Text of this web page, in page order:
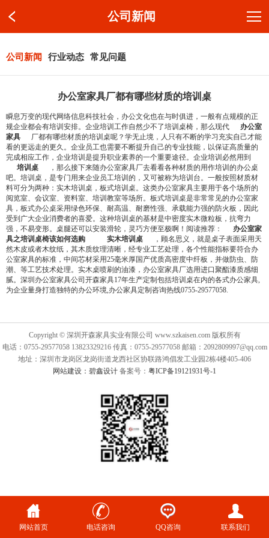
公司新闻
公司新闻 行业动态 常见问题
办公室家具厂都有哪些材质的培训桌
瞬息万变的现代网络信息科技社会，办公文化也在与时俱进，一般有点规模的正
规企业都会有培训安排。企业培训工作自然少不了培训桌椅，那么现代
办公室
家具
厂都有哪些材质的培训桌呢？学无止境，人只有不断的学习充实自己才能
看的更远走的更久。企业员工也需要不断提升自己的专业技能，以保证高质量的
完成相应工作，企业培训是提升职业素养的一个重要途径。企业培训必然用到
培训桌
，那么接下来随办公室家具厂去看看各种材质的用作培训的办公桌
吧。培训桌，是专门用来企业员工培训的，又可被称为培训台。一般按照材质材
料可分为两种：实木培训桌，板式培训桌。这类办公室家具主要用于各个场所的
阅览室、会议室、资料室、培训教室等场所。板式培训桌是非常常见的办公室家
具，板式办公桌采用绿色环保、耐高温、耐磨性强、承载能力强的防火板，因此
受到广大企业消费者的喜爱。这种培训桌的基材是中密度实木微粒板，抗弯力
强，不易变形。桌腿还可以安装滑轮，灵巧方便至极啊！阅读推荐：
办公室家
具之培训桌椅该如何选购
实木培训桌
，顾名思义，就是桌子表面采用天
然木皮或者木纹纸，其木质纹理清晰，经专业工艺处理，各个性能指标要符合办
公室家具的标准，中间芯材采用25毫米厚国产优质高密度中纤板，并做防虫、防
潮、等工艺技术处理。实木桌喷刷的油漆，办公室家具厂选用进口聚酯漆质感细
腻。深圳办公室家具公司开森家具17年生产定制包括培训桌在内的各式办公家具,
为企业量身打造独特的办公环境,办公家具定制咨询热线0755-29577058.
Copyright © 深圳开森家具实业有限公司 www.szkaisen.com 版权所有
电话：0755-29577058 13823329216 传真：0755-29577058 邮箱：2092809997@qq.com
地址：深圳市龙岗区龙岗街道龙西社区协联路鸿倡发工业园2栋4楼405-406
网站建设：碧鑫设计 备案号： 粤ICP备19121931号-1
网站首页 电话咨询 QQ咨询 联系我们